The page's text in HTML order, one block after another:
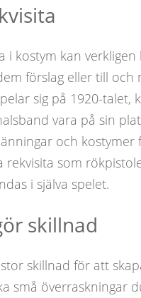
i kostym kan
förslag eller till
sig på 1920-talet,
vara på sin
och
rekvisita som
i själva spelet.
skillnad
skillnad för att
små överraskningar